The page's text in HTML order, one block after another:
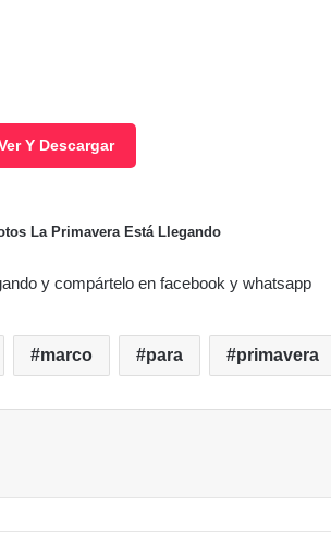
Y Descargar
La Primavera Está Llegando
y compártelo en facebook y whatsapp
marco para primavera